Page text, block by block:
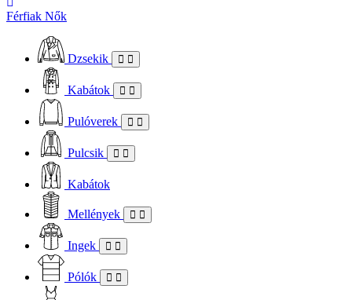
Férfiak Nők
Dzsekik
Kabátok
Pulóverek
Pulcsik
Kabátok
Mellények
Ingek
Pólók